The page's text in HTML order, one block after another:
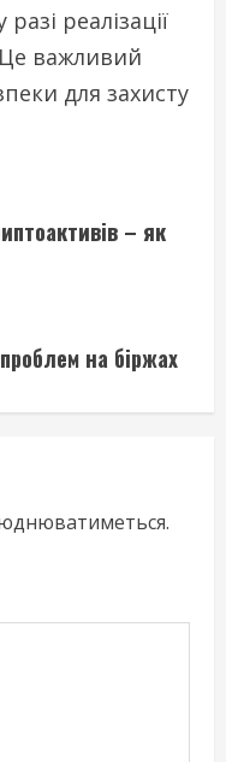
реалізації
важливий
для захисту
– як
на біржах